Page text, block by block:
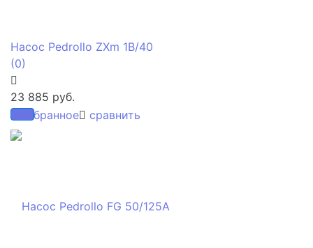
избранное сравнить
Насос Pedrollo ZXm 1B/40
(0)
23 885 руб.